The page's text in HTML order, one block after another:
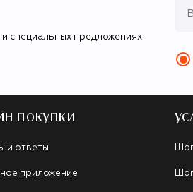
специальных предложениях
ПОКУПКИ
и ответы
приложение